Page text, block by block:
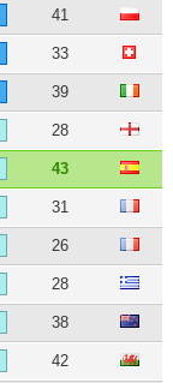
41
33
39
28
43
31
26
28
38
42